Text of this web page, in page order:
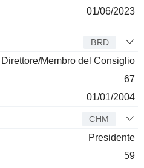
01/06/2023
BRD
Direttore/Membro del Consiglio
67
01/01/2004
CHM
Presidente
59